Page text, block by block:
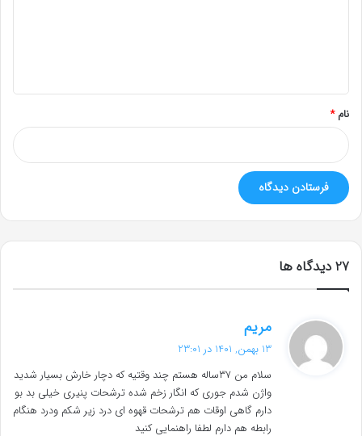
نام*
‫27 دیدگاه ها
مریم
ت
:
13 بهمن, 1401 در 23:01
سلام من ۳۷ساله هستم چند وقتیه که دچار خارش بسیار شدید
واژن شدم جوری که انگار زخم شده ترشحات پنیری خیلی بد بو
دارم گاهی اوقات هم ترشحات قهوه ای درد زیر شکم ودرد هنگام
رابطه هم دارم لطفا راهنمایی کنید